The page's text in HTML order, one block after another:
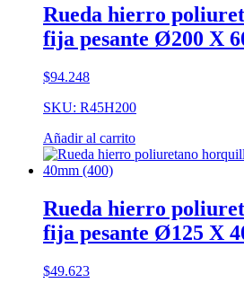
Rueda hierro
fija pesante Ø200 X
$94.248
SKU: R45H200
Añadir al carrito
Rueda hierro
fija pesante Ø125 X
$49.623